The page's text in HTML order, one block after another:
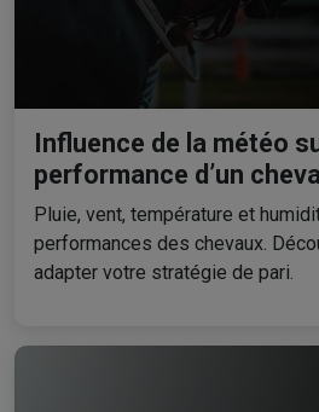
Influence de la météo
performance d’un
Pluie, vent, température et
performances des chevaux.
adapter votre stratégie de pari.